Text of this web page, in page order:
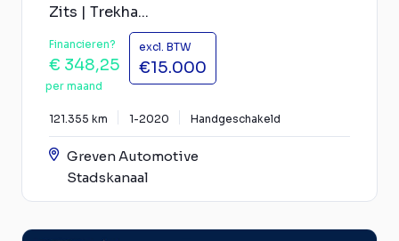
Zits | Trekha...
Financieren?
€ 348,25
per maand
excl. BTW
€15.000
121.355 km 1-2020 Handgeschakeld
Greven Automotive
Stadskanaal